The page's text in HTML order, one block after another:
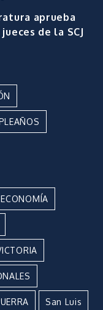
aprueba
de la SCJ
ECONOMÍA
San Luis